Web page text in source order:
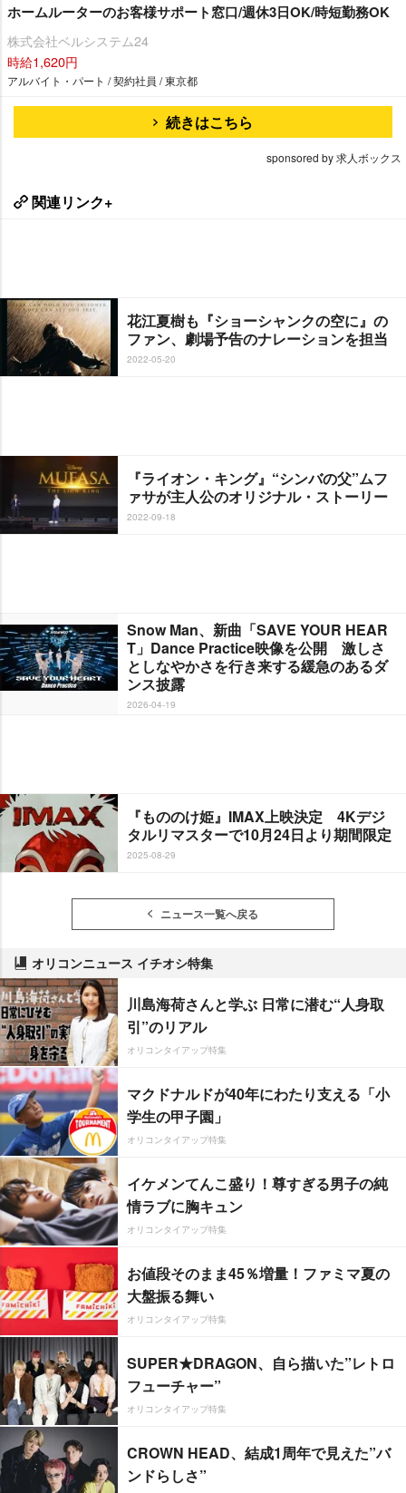
ホームルーターのお客様サポート窓口/週休3日OK/時短勤務OK
株式会社ベルシステム24
時給1,620円
アルバイト・パート / 契約社員 / 東京都
続きはこちら
sponsored by 求人ボックス
関連リンク+
花江夏樹も『ショーシャンクの空に』の
ファン、劇場予告のナレーションを担当
2022-05-20
『ライオン・キング』“シンバの父”ムフ
ァサが主人公のオリジナル・ストーリー
2022-09-18
Snow Man、新曲「SAVE YOUR HEAR
T」Dance Practice映像を公開 激しさ
としなやかさを行き来する緩急のあるダ
ンス披露
2026-04-19
『もののけ姫』IMAX上映決定 4Kデジ
タルリマスターで10月24日より期間限定
2025-08-29
ニュース一覧へ戻る
オリコンニュース イチオシ特集
川島海荷さんと学ぶ 日常に潜む“人身取
引”のリアル
オリコンタイアップ特集
マクドナルドが40年にわたり支える「小
学生の甲子園」
オリコンタイアップ特集
イケメンてんこ盛り！尊すぎる男子の純
情ラブに胸キュン
オリコンタイアップ特集
お値段そのまま45％増量！ファミマ夏の
大盤振る舞い
オリコンタイアップ特集
SUPER★DRAGON、自ら描いた”レトロ
フューチャー”
オリコンタイアップ特集
CROWN HEAD、結成1周年で見えた”バ
ンドらしさ”